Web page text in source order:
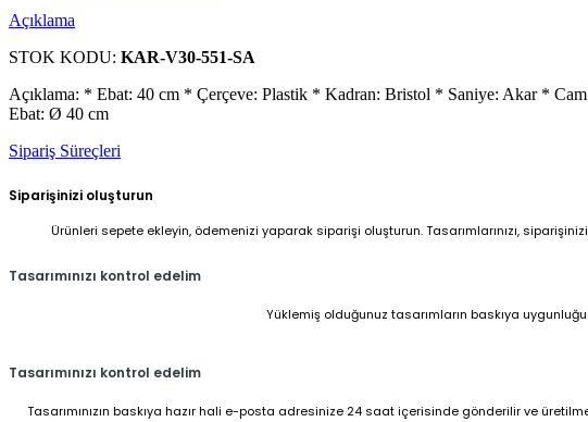
Açıklama
STOK KODU: KAR-V30-551-SA
Açıklama: * Ebat: 40 cm * Çerçeve: Plastik * Kadran: Bristol * Saniye: Akar *
Ebat: Ø 40 cm
Sipariş Süreçleri
Siparişinizi oluşturun
Ürünleri sepete ekleyin, ödemenizi yaparak siparişi oluşturun. Tasarımlarınızı,
Tasarımınızı kontrol edelim
Yüklemiş olduğunuz tasarımların baskıya
Tasarımınızı kontrol edelim
Tasarımınızın baskıya hazır hali e-posta adresinize 24 saat içerisinde gönderilir ve